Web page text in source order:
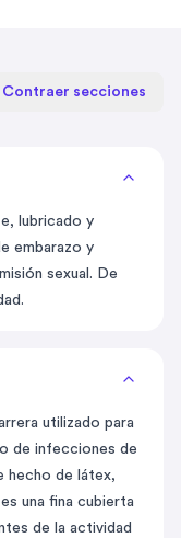
Contraer secciones
lubricado y
embarazo y
sexual. De
utilizado para
de infecciones de
hecho de látex,
una fina cubierta
de la actividad